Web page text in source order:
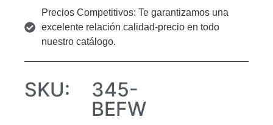
Precios Competitivos: Te garantizamos una
excelente relación calidad-precio en todo
nuestro catálogo.
SKU:
345-
BEFW